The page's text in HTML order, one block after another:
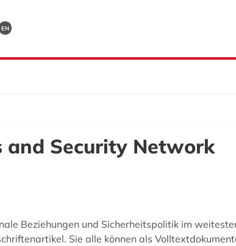
EN
Security Network
Beziehungen und Sicherheitspolitik im
Sie alle können als